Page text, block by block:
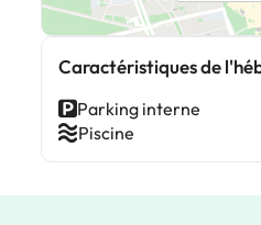
Caractéristiques de
Parking interne
Piscine